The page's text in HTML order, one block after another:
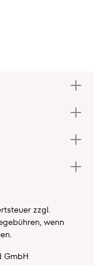
zzgl.
wenn
GmbH